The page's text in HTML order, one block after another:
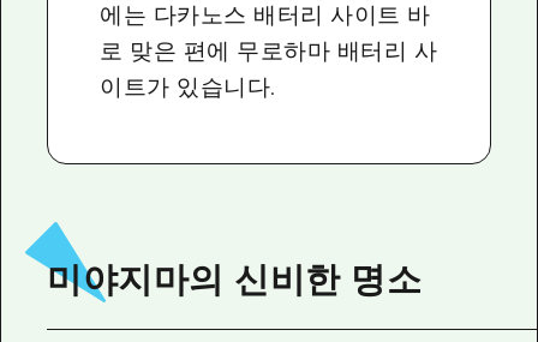
에는 다카노스 배터리 사이트 바
로 맞은 편에 무로하마 배터리 사
이트가 있습니다.
미야지마의 신비한 명소